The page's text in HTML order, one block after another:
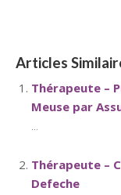
Articles
Thérapeute –
Meuse par
...
Thérapeute –
Defeche